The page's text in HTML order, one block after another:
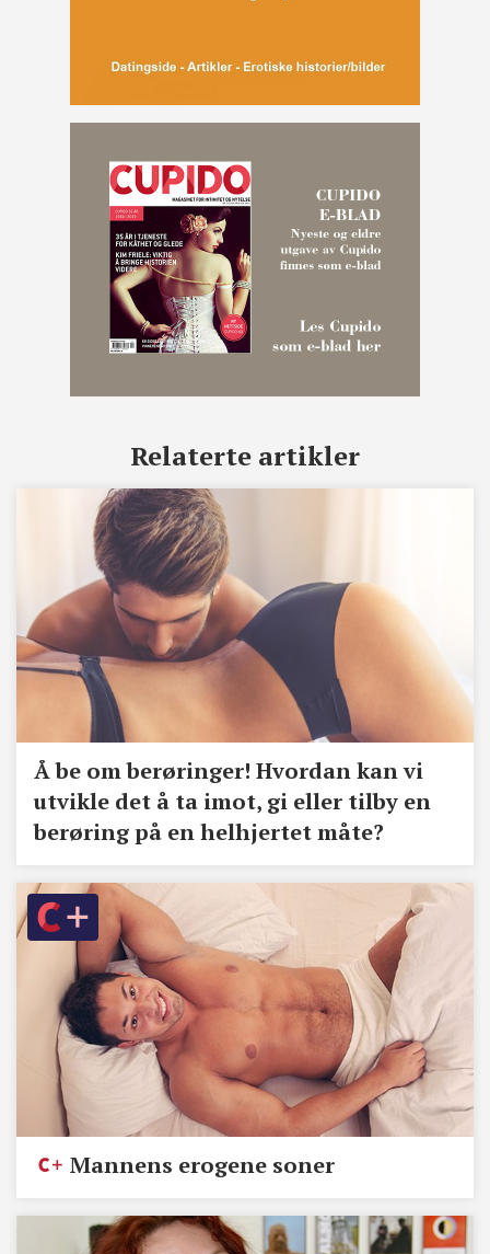
Relaterte artikler
Å be om berøringer! Hvordan kan vi
utvikle det å ta imot, gi eller tilby en
berøring på en helhjertet måte?
Mannens erogene soner